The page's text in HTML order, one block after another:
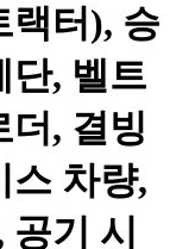
랙터), 승
단, 벨트
더, 결빙
스 차량,
공기 시